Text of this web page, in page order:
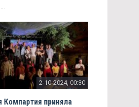
2-10-2024, 00:30
Компартия приняла